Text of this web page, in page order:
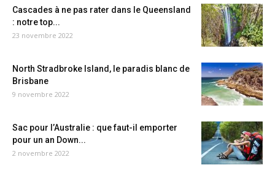
Cascades à ne pas rater dans le Queensland
: notre top...
23 novembre 2022
North Stradbroke Island, le paradis blanc de
Brisbane
9 novembre 2022
Sac pour l’Australie : que faut-il emporter
pour un an Down...
2 novembre 2022